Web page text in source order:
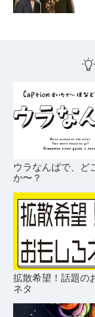
ウラなんばで、ど
か〜？
拡散希望！話題の
ネタ